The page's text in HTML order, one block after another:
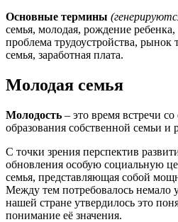
Основные термины
семья, молодая, рождение
проблема трудоустройства, рынок
семья, заработная плата.
Молодая семья
Молодость – это время встречи
образования собственной семьи и
С точки зрения перспектив
обновления особую социальную
семья, представляющая собой
Между тем потребовалось немало
нашей стране утвердилось это
понимание её значения.